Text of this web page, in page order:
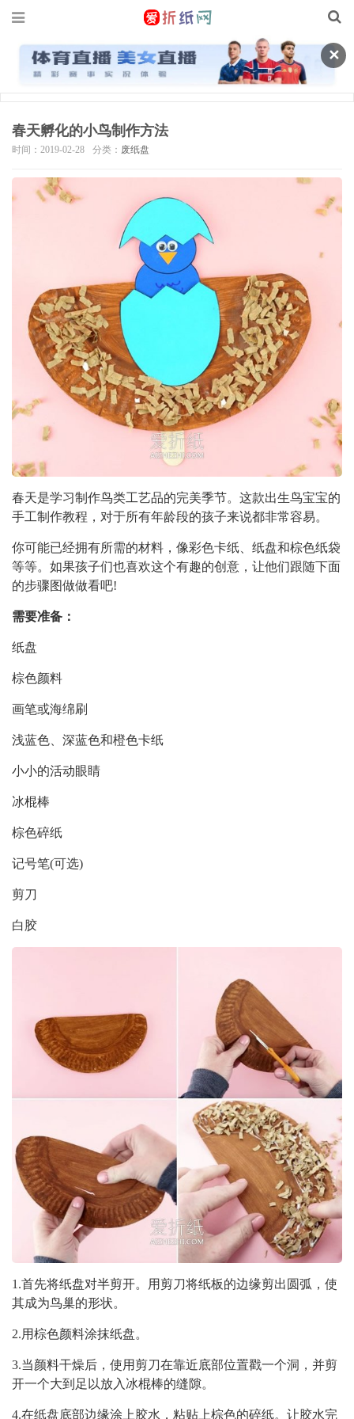
✕
春天孵化的小鸟制作方法
时间：2019-02-28 分类： 废纸盘
春天是学习制作鸟类工艺品的完美季节。这款出生鸟宝宝的
手工制作教程，对于所有年龄段的孩子来说都非常容易。
你可能已经拥有所需的材料，像彩色卡纸、纸盘和棕色纸袋
等等。如果孩子们也喜欢这个有趣的创意，让他们跟随下面
的步骤图做做看吧!
需要准备：
纸盘
棕色颜料
画笔或海绵刷
浅蓝色、深蓝色和橙色卡纸
小小的活动眼睛
冰棍棒
棕色碎纸
记号笔(可选)
剪刀
白胶
1.首先将纸盘对半剪开。用剪刀将纸板的边缘剪出圆弧，使
其成为鸟巢的形状。
2.用棕色颜料涂抹纸盘。
3.当颜料干燥后，使用剪刀在靠近底部位置戳一个洞，并剪
开一个大到足以放入冰棍棒的缝隙。
4.在纸盘底部边缘涂上胶水，粘贴上棕色的碎纸。让胶水完